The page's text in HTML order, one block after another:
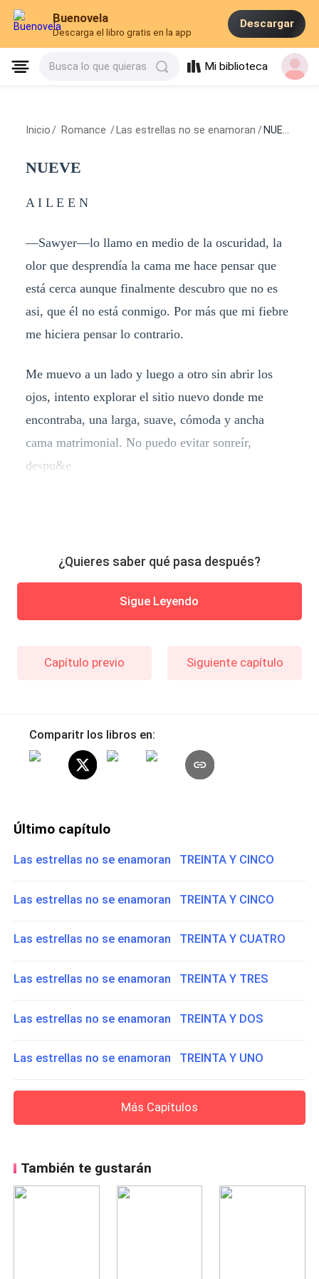
Buenovela
Descarga el libro gratis en la app
Descargar
Busca lo que quieras Mi biblioteca
Inicio / Romance / Las estrellas no se enamoran / NUEVE
NUEVE
A I L E E N
—Sawyer—lo llamo en medio de la oscuridad, la
olor que desprendía la cama me hace pensar que
está cerca aunque finalmente descubro que no es
asi, que él no está conmigo. Por más que mi fiebre
me hiciera pensar lo contrario.
Me muevo a un lado y luego a otro sin abrir los
ojos, intento explorar el sitio nuevo donde me
encontraba, una larga, suave, cómoda y ancha
cama matrimonial. No puedo evitar sonreír,
despu&e
¿Quieres saber qué pasa después?
Sigue Leyendo
Capítulo previo Siguiente capítulo
Comparitr los libros en:
Último capítulo
Las estrellas no se enamoran TREINTA Y CINCO
Las estrellas no se enamoran TREINTA Y CINCO
Las estrellas no se enamoran TREINTA Y CUATRO
Las estrellas no se enamoran TREINTA Y TRES
Las estrellas no se enamoran TREINTA Y DOS
Las estrellas no se enamoran TREINTA Y UNO
Más Capítulos
También te gustarán